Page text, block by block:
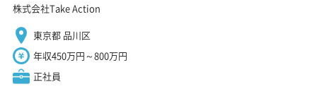
株式会社Take Action
東京都 品川区
年収450万円～800万円
正社員